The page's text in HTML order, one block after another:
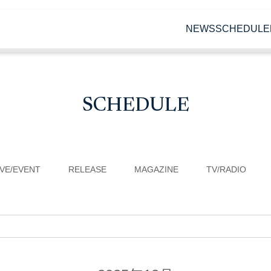
NEWSSCHEDULE
SCHEDULE
EVENT RELEASE MAGAZINE TV/RADIO